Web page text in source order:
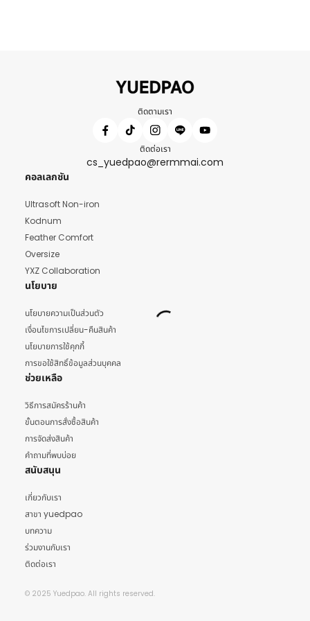
ติดตามเรา
ติดต่อเรา
cs_yuedpao@rermmai.com
คอลเลกชัน
Ultrasoft Non-iron
Kodnum
Feather Comfort
Oversize
YXZ Collaboration
นโยบาย
นโยบายความเป็นส่วนตัว
เงื่อนไขการเปลี่ยน-คืนสินค้า
นโยบายการใช้คุกกี้
การขอใช้สิทธิ์ข้อมูลส่วนบุคคล
ช่วยเหลือ
วิธีการสมัครร้านค้า
ขั้นตอนการสั่งซื้อสินค้า
การจัดส่งสินค้า
คำถามที่พบบ่อย
สนับสนุน
เกี่ยวกับเรา
สาขา yuedpao
บทความ
ร่วมงานกับเรา
ติดต่อเรา
© 2025 Yuedpao. All rights reserved.